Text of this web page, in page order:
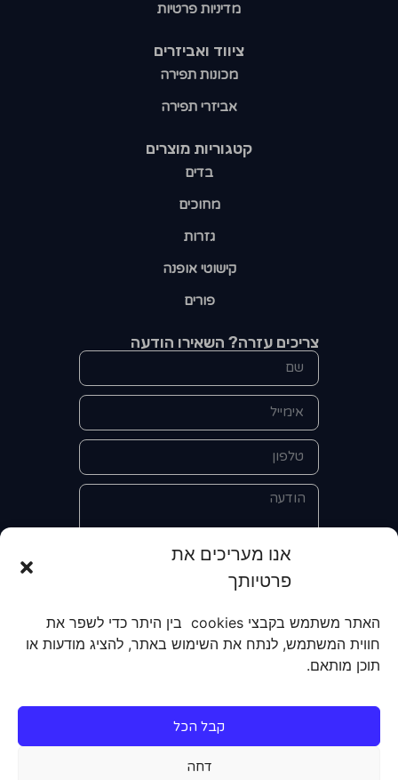
אנו מעריכים את
פרטיותך
האתר משתמש בקבצי cookies בין היתר כדי לשפר את
חווית המשתמש, לנתח את השימוש באתר, להציג מודעות או
תוכן מותאם.
קבל הכל
דחה
קטגוריות מוצרים​
בדים
מחוכים
גזרות
קישוטי אופנה
פורים
ציווד ואביזרים
מכונות תפירה
אביזרי תפירה
מדיניות פרטיות
צריכים עזרה? השאירו הודעה
אני מאשר/ת את מסירת הפרטים
קבלת מידע על מוצרים, שירותים, מועדון
לקוחות. אני מודע/ת שאוכל לבטל את
הרישום שלי בכל עת ושעל מסירת הפרטים